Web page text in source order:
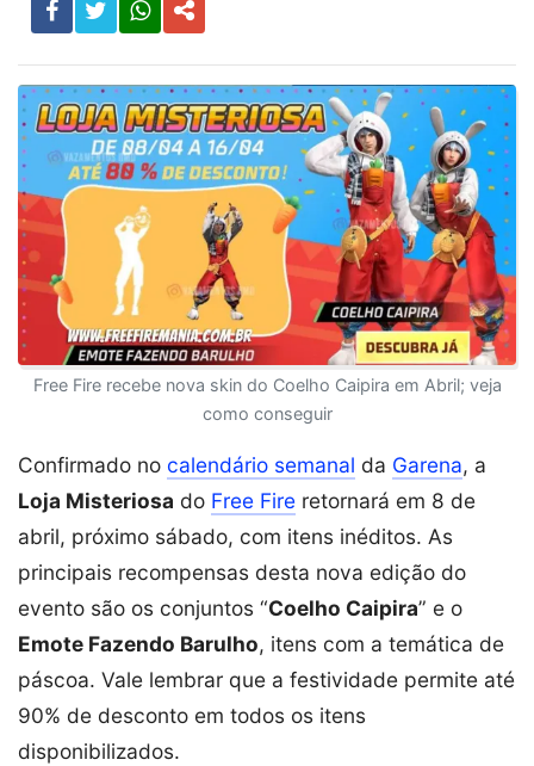
Free Fire recebe nova skin do Coelho Caipira em Abril; veja
como conseguir
Confirmado no calendário semanal da Garena, a
Loja Misteriosa do Free Fire retornará em 8 de
abril, próximo sábado, com itens inéditos. As
principais recompensas desta nova edição do
evento são os conjuntos “Coelho Caipira” e o
Emote Fazendo Barulho, itens com a temática de
páscoa. Vale lembrar que a festividade permite até
90% de desconto em todos os itens
disponibilizados.